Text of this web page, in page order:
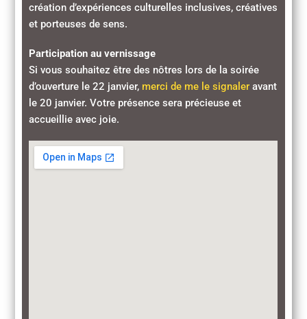
création d’expériences culturelles inclusives, créatives
et porteuses de sens.
Participation au vernissage
Si vous souhaitez être des nôtres lors de la soirée
d’ouverture le 22 janvier, merci de me le signaler avant
le 20 janvier. Votre présence sera précieuse et
accueillie avec joie.